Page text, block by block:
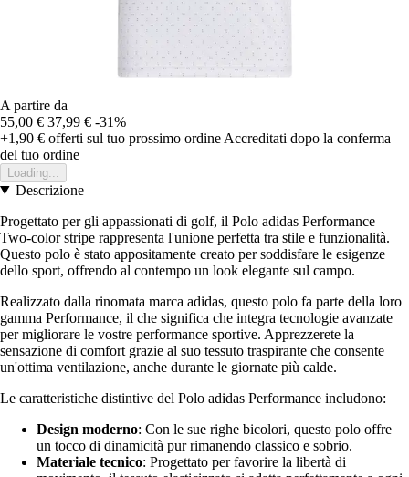
A partire da
55,00 € 37,99 € -31%
+1,90 € offerti sul tuo prossimo ordine Accreditati dopo la conferma
del tuo ordine
Loading...
Descrizione
Progettato per gli appassionati di golf, il Polo adidas Performance
Two-color stripe rappresenta l'unione perfetta tra stile e funzionalità.
Questo polo è stato appositamente creato per soddisfare le esigenze
dello sport, offrendo al contempo un look elegante sul campo.
Realizzato dalla rinomata marca adidas, questo polo fa parte della loro
gamma Performance, il che significa che integra tecnologie avanzate
per migliorare le vostre performance sportive. Apprezzerete la
sensazione di comfort grazie al suo tessuto traspirante che consente
un'ottima ventilazione, anche durante le giornate più calde.
Le caratteristiche distintive del Polo adidas Performance includono:
Design moderno: Con le sue righe bicolori, questo polo offre
un tocco di dinamicità pur rimanendo classico e sobrio.
Materiale tecnico: Progettato per favorire la libertà di